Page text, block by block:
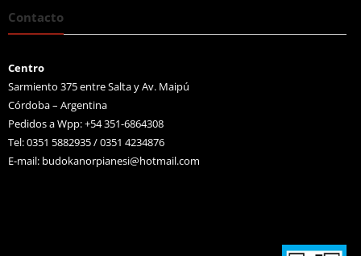
Contacto
Centro
Sarmiento 375 entre Salta y Av. Maipú
Córdoba – Argentina
Pedidos a Wpp: +54 351-6864308
Tel: 0351 5882935 / 0351 4234876
E-mail: budokanorpianesi@hotmail.com